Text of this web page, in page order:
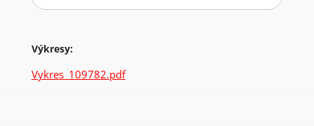
Výkresy:
Vykres_109782.pdf